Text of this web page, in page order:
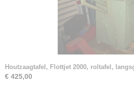
Houtzaagtafel, Flottjet 2000, roltafel,
€ 425,00